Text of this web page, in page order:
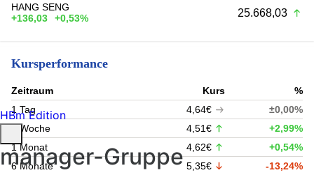
HANG SENG
+136,03
+0,53% 25.668,03
Kursperformance
Zeitraum Kurs
%
1 Tag
4,64€
±0,00%
1 Woche
4,51€
+2,99%
1 Monat
4,62€
+0,54%
6 Monate
5,35€
-13,24%
HBm Edition
manager-Gruppe